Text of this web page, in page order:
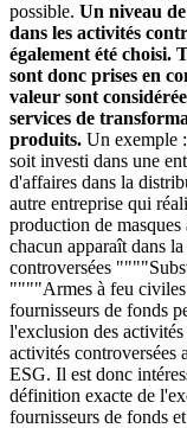
possible. Un niveau
dans les activités
également été choisi.
sont donc prises en
valeur sont
services de
produits. Un exemple
soit investi dans une
d'affaires dans la
autre entreprise qui
production de
chacun apparaît dans
controversées
""""Armes à feu
fournisseurs de fonds
l'exclusion des
activités controversées
ESG. Il est donc
définition exacte de
fournisseurs de fonds